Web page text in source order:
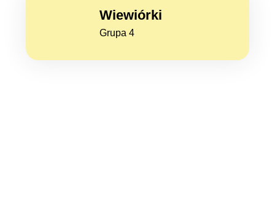
Wiewiórki
Grupa 4